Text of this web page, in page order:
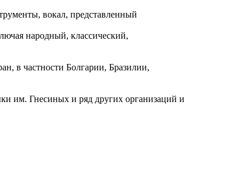
вокал, представленный
народный, классический,
в частности Болгарии, Бразилии,
им. Гнесиных и ряд других организаций и